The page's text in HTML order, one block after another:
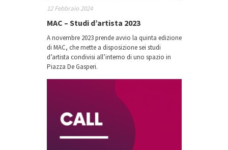
12 Febbraio 2024
MAC – Studi d’artista 2023
A novembre 2023 prende avvio la quinta edizione
di MAC, che mette a disposizione sei studi
d’artista condivisi all’interno di uno spazio in
Piazza De Gasperi.